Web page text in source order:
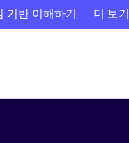
기반 이해하기 더 보기